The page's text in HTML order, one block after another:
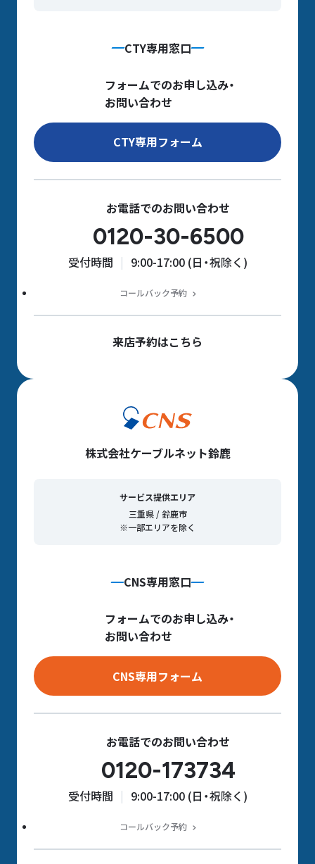
CTY専用窓口
フォームでのお申し込み・
お問い合わせ
CTY専用フォーム
お電話でのお問い合わせ
0120-30-6500
受付時間 9:00-17:00 (日・祝除く)
コールバック予約
来店予約はこちら
株式会社ケーブルネット鈴鹿
サービス提供エリア
三重県 / 鈴鹿市
※一部エリアを除く
CNS専用窓口
フォームでのお申し込み・
お問い合わせ
CNS専用フォーム
お電話でのお問い合わせ
0120-173734
受付時間 9:00-17:00 (日・祝除く)
コールバック予約